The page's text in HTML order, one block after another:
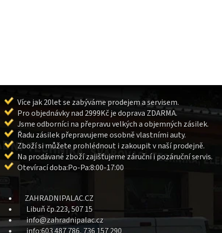
Více jak 20let se zabýváme prodejem a servisem.
Pro objednávky nad 2999Kč je doprava ZDARMA.
Jsme odborníci na přepravu velkých a objemných zásilek.
Řadu zásilek přepravujeme osobně vlastními auty.
Zboží si můžete prohlédnout i zakoupit v naší prodejně.
Na prodávané zboží zajišťujeme záruční i pozáruční servis.
Otevírací doba:Po-Pa:8:00-17:00
ZAHRADNIPALAC.CZ
Libuň čp.223, 507 15
info@zahradnipalac.cz